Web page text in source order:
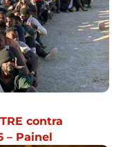
contra
– Painel